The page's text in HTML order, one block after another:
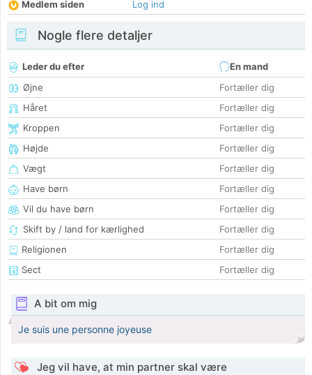
Medlem siden
Log ind
Nogle flere detaljer
Leder du efter
En mand
Øjne
Fortæller dig
Håret
Fortæller dig
Kroppen
Fortæller dig
Højde
Fortæller dig
Vægt
Fortæller dig
Have børn
Fortæller dig
Vil du have børn
Fortæller dig
Skift by / land for kærlighed
Fortæller dig
Religionen
Fortæller dig
Sect
Fortæller dig
A bit om mig
Je suis une personne joyeuse
Jeg vil have, at min partner skal være